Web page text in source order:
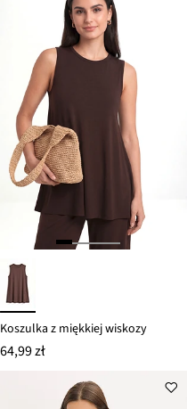
Koszulka z miękkiej wiskozy
64,99 zł